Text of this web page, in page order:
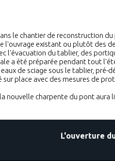
le chantier de reconstruction
l'ouvrage existant ou plutôt des
l'évacuation du tablier, des
a été préparée pendant tout
de sciage sous le tablier,
sur place avec des mesures de
nouvelle charpente du pont aura
L'ouverture